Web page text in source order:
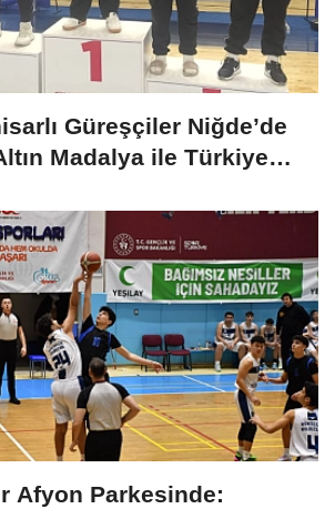
Güreşçiler Niğde’de
Madalya ile Türkiye
Afyon Parkesinde: